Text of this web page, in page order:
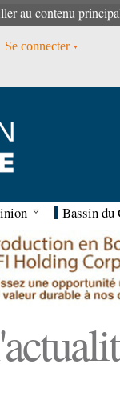
au contenu
Se connecter
Bassin du